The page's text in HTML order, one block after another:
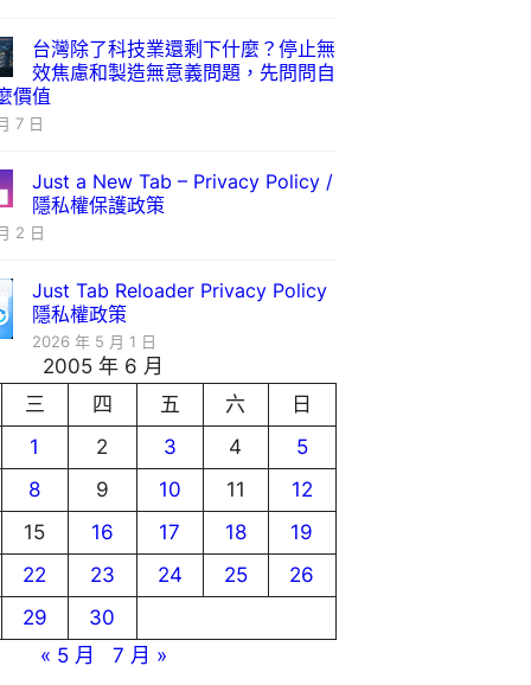
台灣除了科技業還剩下什麼？停止無
效焦慮和製造無意義問題，先問問自
價值
7 日
Just a New Tab – Privacy Policy /
隱私權保護政策
2 日
Just Tab Reloader Privacy Policy
隱私權政策
2026 年 5 月 1 日
2005 年 6 月
三
四 五 六
日
1
2 3 4
5
8
9 10 11
12
15
16 17 18
19
22
23 24 25
26
29
30
« 5 月
7 月 »